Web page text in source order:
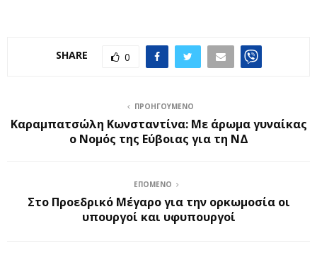
SHARE 0
ΠΡΟΗΓΟΎΜΕΝΟ
Καραμπατσώλη Κωνσταντίνα: Με άρωμα γυναίκας
ο Νομός της Εύβοιας για τη ΝΔ
ΕΠΌΜΕΝΟ
Στο Προεδρικό Μέγαρο για την ορκωμοσία οι
υπουργοί και υφυπουργοί